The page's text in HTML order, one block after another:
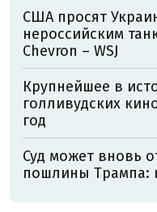
США просят
нероссийским
Chevron – WSJ
Крупнейшее в
голливудских
год
Суд может вновь
пошлины Трампа: